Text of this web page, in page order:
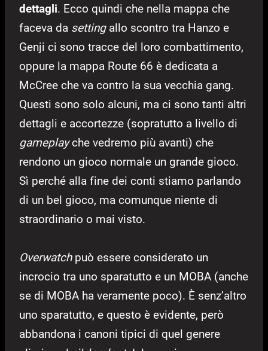
dettagli. Ecco quindi che nella mappa che
faceva da settingallo scontro tra Hanzo e
Genji ci sono tracce del loro combattimento,
oppure la mappa Route 66 è dedicata a
McCree che va contro la sua vecchia gang.
Questi sono solo alcuni, ma ci sono tanti altri
dettagli e accortezze (sopratutto a livello di
gameplayche vedremo più avanti) che
rendono un gioco normale un grande gioco.
Sì perché alla fine dei conti stiamo parlando
di un bel gioco, ma comunque niente di
straordinario o mai visto.
Overwatchpuò essere considerato un
incrocio tra uno sparatutto e un MOBA (anche
se di MOBA ha veramente poco). È senz’altro
uno sparatutto, e questo è evidente, però
abbandona i canoni tipici di quel genere